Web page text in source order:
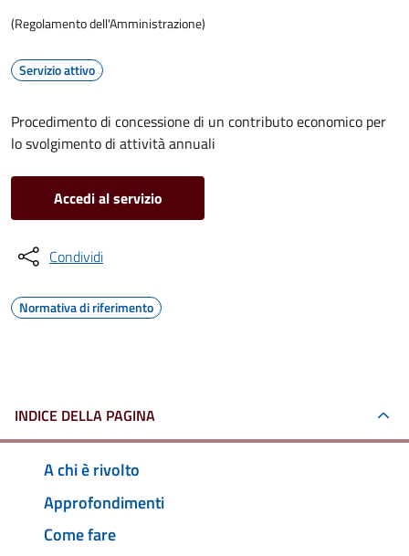
(Regolamento dell'Amministrazione)
Servizio attivo
Procedimento di concessione di un contributo economico per
lo svolgimento di attività annuali
Accedi al servizio
Condividi
Normativa di riferimento
INDICE DELLA PAGINA
A chi è rivolto
Approfondimenti
Come fare